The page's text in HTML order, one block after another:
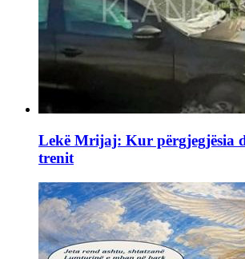
Lekë Mrijaj: Kur përgjegjësia
trenit